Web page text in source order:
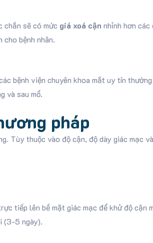
sẽ có mức giá xoá cận nhỉnh hơn
bệnh nhân.
bệnh viện chuyên khoa mắt uy tín thường
và sau mổ.
pháp
Tùy thuộc vào độ cận, độ dày giác mạc
tiếp lên bề mặt giác mạc để khử độ cận
(3-5 ngày).